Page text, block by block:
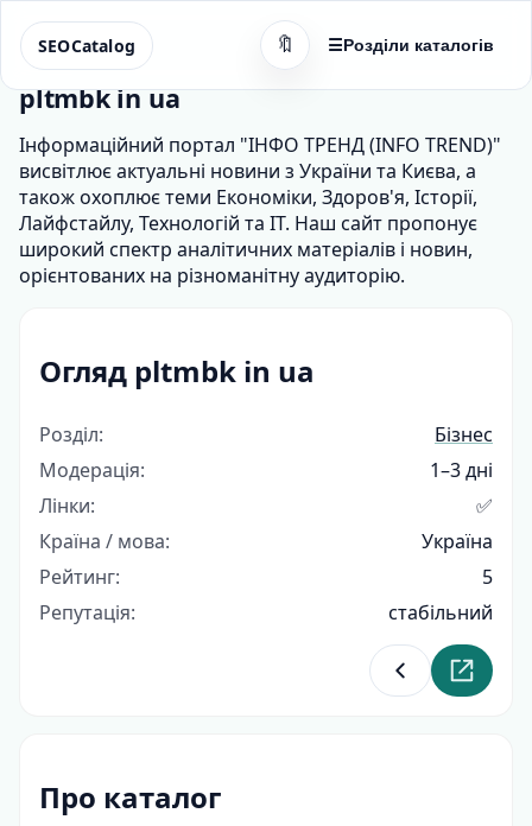
SEOCatalog 🔖 ☰Розділи каталогів
pltmbk in ua
Інформаційний портал "ІНФО ТРЕНД (INFO TREND)"
висвітлює актуальні новини з України та Києва, а
також охоплює теми Економіки, Здоров'я, Історії,
Лайфстайлу, Технологій та IT. Наш сайт пропонує
широкий спектр аналітичних матеріалів і новин,
орієнтованих на різноманітну аудиторію.
Огляд pltmbk in ua
Розділ:
Бізнес
Модерація:
1–3 дні
Лінки:
✅
Країна / мова:
Україна
Рейтинг:
5
Репутація:
стабільний
Повернутися
Про каталог